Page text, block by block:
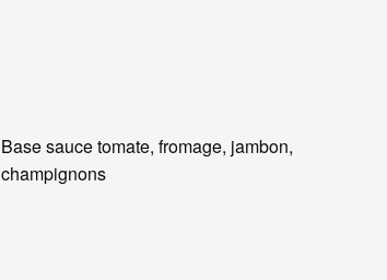
Base sauce tomate, fromage, jambon,
champignons